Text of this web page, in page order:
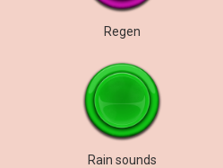
Regen
Rain sounds